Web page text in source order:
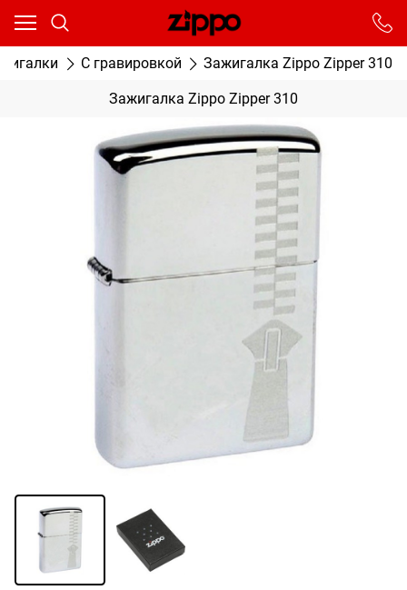
С гравировкой Зажигалка Zippo Zipper 310
Зажигалка Zippo Zipper 310
Ваш город - Москва,
От выбранного города зависят сроки доставки